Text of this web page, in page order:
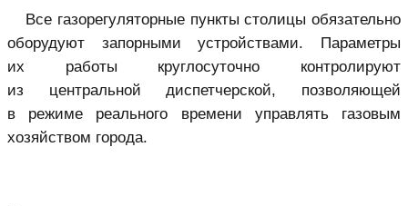
Все газорегуляторные пункты столицы обязательно
оборудуют запорными устройствами. Параметры
их работы круглосуточно контролируют
из центральной диспетчерской, позволяющей
в режиме реального времени управлять газовым
хозяйством города.